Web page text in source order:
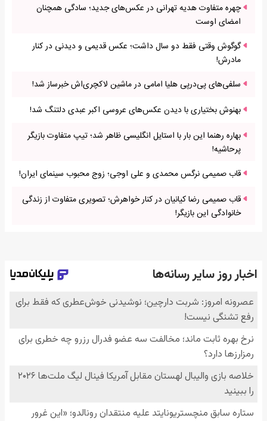
چهره متفاوت هدیه تهرانی در عکس‌های جدید؛ سادگی همچنان
امضای اوست
گوگوش وقتی فقط دو سال داشت؛ عکس قدیمی و دیدنی در کنار
مادرش!
سلفی‌های پی‌درپی هلیا امامی در ماشین لاکچری‌اش خبرساز شد!
بهنوش بختیاری با دیدن عکس‌های عروسی اکبر عبدی دلتنگ شد!
بهاره رهنما این بار با استایل انگلیسی ظاهر شد؛ تیپ متفاوت بازیگر
پرحاشیه!
قاب صمیمی نرگس محمدی و علی اوجی؛ زوج محبوب سینمای ایران!
قاب صمیمی رضا کیانیان در کنار خواهرش؛ تصویری متفاوت از زندگی
خانوادگی این بازیگر!